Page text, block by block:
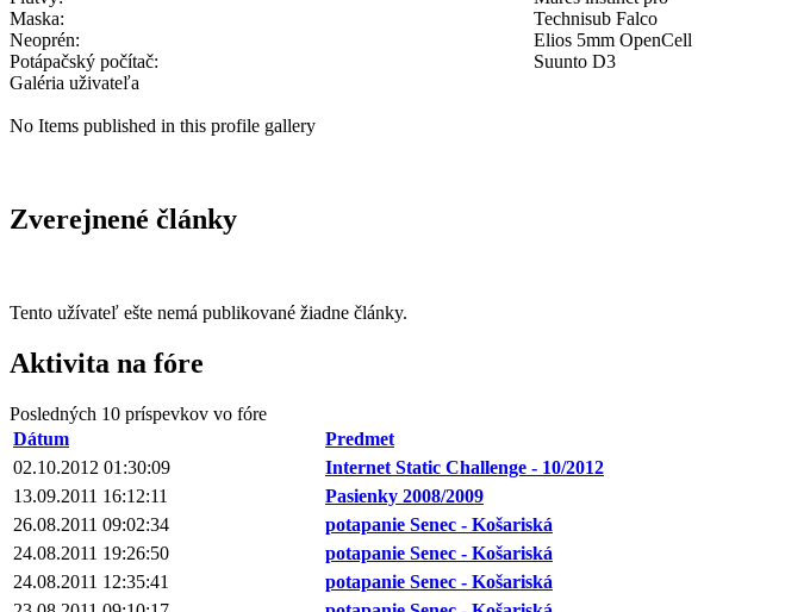
Maska:
Technisub Falco
Neoprén:
Elios 5mm OpenCell
Potápačský počítač:
Suunto D3
Galéria uživateľa
No Items published in this profile gallery
Zverejnené články
Tento užívateľ ešte nemá publikované žiadne články.
Aktivita na fóre
Posledných 10 príspevkov vo fóre
Dátum
Predmet
02.10.2012 01:30:09
Internet Static Challenge - 10/2012
13.09.2011 16:12:11
Pasienky 2008/2009
26.08.2011 09:02:34
potapanie Senec - Košariská
24.08.2011 19:26:50
potapanie Senec - Košariská
24.08.2011 12:35:41
potapanie Senec - Košariská